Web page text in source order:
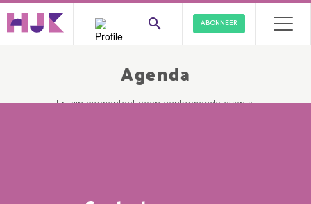
ABONNEER
Agenda
Er zijn momenteel geen aankomende events.